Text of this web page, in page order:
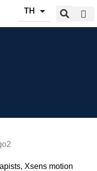
TH
Xsens motion